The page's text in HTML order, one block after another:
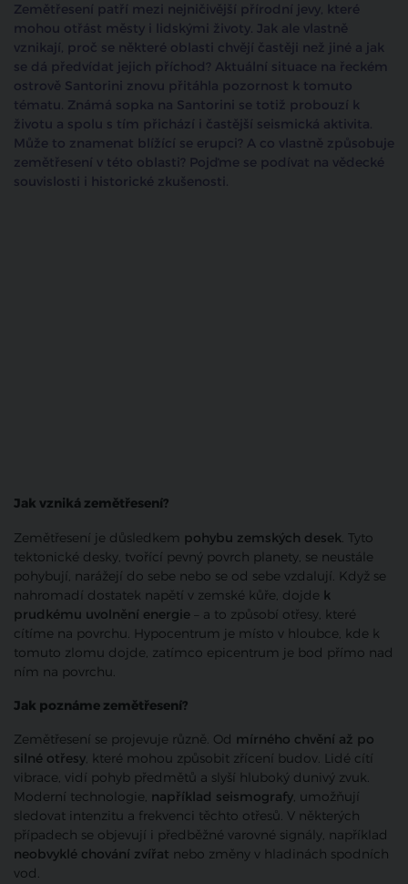
Zemětřesení patří mezi nejničivější přírodní jevy, které
mohou otřást městy i lidskými životy. Jak ale vlastně
vznikají, proč se některé oblasti chvějí častěji než jiné a jak
se dá předvídat jejich příchod? Aktuální situace na řeckém
ostrově Santorini znovu přitáhla pozornost k tomuto
tématu. Známá sopka na Santorini se totiž probouzí k
životu a spolu s tím přichází i častější seismická aktivita.
Může to znamenat blížící se erupci? A co vlastně způsobuje
zemětřesení v této oblasti? Pojďme se podívat na vědecké
souvislosti i historické zkušenosti.
Jak vzniká zemětřesení?
Zemětřesení je důsledkem pohybu zemských desek. Tyto
tektonické desky, tvořící pevný povrch planety, se neustále
pohybují, narážejí do sebe nebo se od sebe vzdalují. Když se
nahromadí dostatek napětí v zemské kůře, dojde k
prudkému uvolnění energie – a to způsobí otřesy, které
cítíme na povrchu. Hypocentrum je místo v hloubce, kde k
tomuto zlomu dojde, zatímco epicentrum je bod přímo nad
ním na povrchu.
Jak poznáme zemětřesení?
Zemětřesení se projevuje různě. Od mírného chvění až po
silné otřesy, které mohou způsobit zřícení budov. Lidé cítí
vibrace, vidí pohyb předmětů a slyší hluboký dunivý zvuk.
Moderní technologie, například seismografy, umožňují
sledovat intenzitu a frekvenci těchto otřesů. V některých
případech se objevují i předběžné varovné signály, například
neobvyklé chování zvířat nebo změny v hladinách spodních
vod.